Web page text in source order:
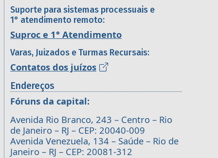
Suporte para sistemas processuais e
1° atendimento remoto:
Suproc e 1° Atendimento
Varas, Juizados e Turmas Recursais:
Contatos dos juízos
Endereços
Fóruns da capital:
Avenida Rio Branco, 243 – Centro – Rio
de Janeiro – RJ – CEP: 20040-009
Avenida Venezuela, 134 – Saúde – Rio de
Janeiro – RJ – CEP: 20081-312